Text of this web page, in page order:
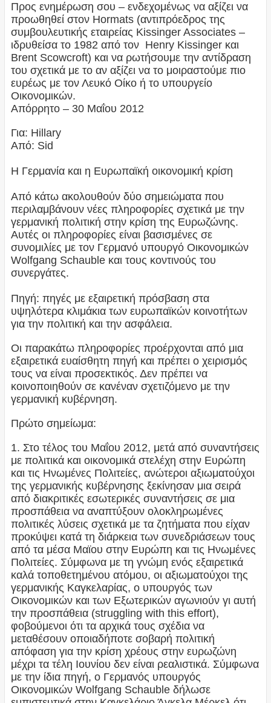
Προς ενημέρωση σου – ενδεχομένως να αξίζει να
προωθηθεί στον Hormats (αντιπρόεδρος της
συμβουλευτικής εταιρείας Kissinger Associates –
ιδρυθείσα το 1982 από τον Henry Kissinger και
Brent Scowcroft) και να ρωτήσουμε την αντίδραση
του σχετικά με το αν αξίζει να το μοιραστούμε πιο
ευρέως με τον Λευκό Οίκο ή το υπουργείο
Οικονομικών.
Απόρρητο – 30 Μαΐου 2012
Για: Hillary
Από: Sid
Η Γερμανία και η Ευρωπαϊκή οικονομική κρίση
Από κάτω ακολουθούν δύο σημειώματα που
περιλαμβάνουν νέες πληροφορίες σχετικά με την
γερμανική πολιτική στην κρίση της Ευρωζώνης.
Αυτές οι πληροφορίες είναι βασισμένες σε
συνομιλίες με τον Γερμανό υπουργό Οικονομικών
Wolfgang Schauble και τους κοντινούς του
συνεργάτες.
Πηγή: πηγές με εξαιρετική πρόσβαση στα
υψηλότερα κλιμάκια των ευρωπαϊκών κοινοτήτων
για την πολιτική και την ασφάλεια.
Οι παρακάτω πληροφορίες προέρχονται από μια
εξαιρετικά ευαίσθητη πηγή και πρέπει ο χειρισμός
τους να είναι προσεκτικός. Δεν πρέπει να
κοινοποιηθούν σε κανέναν σχετιζόμενο με την
γερμανική κυβέρνηση.
Πρώτο σημείωμα:
1. Στο τέλος του Μαΐου 2012, μετά από συναντήσεις
με πολιτικά και οικονομικά στελέχη στην Ευρώπη
και τις Ηνωμένες Πολιτείες, ανώτεροι αξιωματούχοι
της γερμανικής κυβέρνησης ξεκίνησαν μια σειρά
από διακριτικές εσωτερικές συναντήσεις σε μια
προσπάθεια να αναπτύξουν ολοκληρωμένες
πολιτικές λύσεις σχετικά με τα ζητήματα που είχαν
προκύψει κατά τη διάρκεια των συνεδριάσεων τους
από τα μέσα Μαϊου στην Ευρώπη και τις Ηνωμένες
Πολιτείες. Σύμφωνα με τη γνώμη ενός εξαιρετικά
καλά τοποθετημένου ατόμου, οι αξιωματούχοι της
γερμανικής Καγκελαρίας, ο υπουργός των
Οικονομικών και των Εξωτερικών αγωνιούν γι αυτή
την προσπάθεια (struggling with this effort),
φοβούμενοι ότι τα αρχικά τους σχέδια να
μεταθέσουν οποιαδήποτε σοβαρή πολιτική
απόφαση για την κρίση χρέους στην ευρωζώνη
μέχρι τα τέλη Ιουνίου δεν είναι ρεαλιστικά. Σύμφωνα
με την ίδια πηγή, ο Γερμανός υπουργός
Οικονομικών Wolfgang Schauble δήλωσε